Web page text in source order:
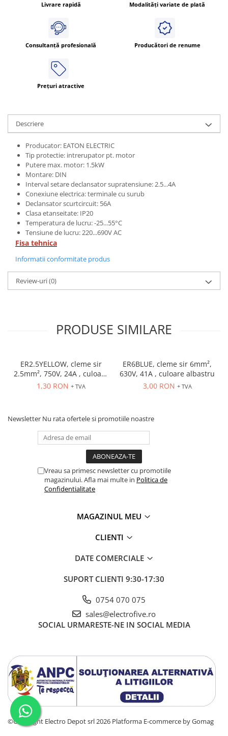
Livrare rapidă Modalități variate de plată
Consultanță profesională Producători de renume
Prețuri atractive
Descriere
Producator: EATON ELECTRIC
Tip protectie: intrerupator pt. motor
Putere max. motor: 1.5kW
Montare: DIN
Interval setare declansator supratensiune: 2.5...4A
Conexiune electrica: terminale cu surub
Declansator scurtcircuit: 56A
Clasa etanseitate: IP20
Temperatura de lucru: -25...55°C
Tensiune de lucru: 220...690V AC
Fisa tehnica
Informatii conformitate produs
Review-uri(0)
PRODUSE SIMILARE
ER2.5YELLOW, cleme sir
2.5mm², 750V, 24A , culoare
galbena
1,30 RON + TVA
ER6BLUE, cleme sir 6mm²,
630V, 41A , culoare albastru
3,00 RON + TVA
Newsletter Nu rata ofertele si promotiile noastre
Vreau sa primesc newsletter cu promotiile
magazinului. Afla mai multe in Politica de
Confidentialitate
MAGAZINUL MEU
CLIENTI
DATE COMERCIALE
SUPORT CLIENTI 9:30-17:30
0754 070 075
sales@electrofive.ro
SOCIAL URMARESTE-NE IN SOCIAL MEDIA
©Copyright Electro Depot srl 2026 Platforma E-commerce by Gomag